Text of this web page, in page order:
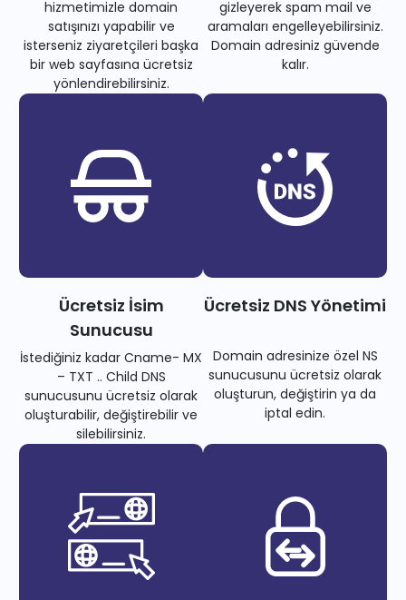
hizmetimizle domain
satışınızı yapabilir ve
isterseniz ziyaretçileri başka
bir web sayfasına ücretsiz
yönlendirebilirsiniz.
gizleyerek spam mail ve
aramaları engelleyebilirsiniz.
Domain adresiniz güvende
kalır.
Ücretsiz İsim
Sunucusu
İstediğiniz kadar Cname- MX
– TXT .. Child DNS
sunucusunu ücretsiz olarak
oluşturabilir, değiştirebilir ve
silebilirsiniz.
Ücretsiz DNS Yönetimi
Domain adresinize özel NS
sunucusunu ücretsiz olarak
oluşturun, değiştirin ya da
iptal edin.